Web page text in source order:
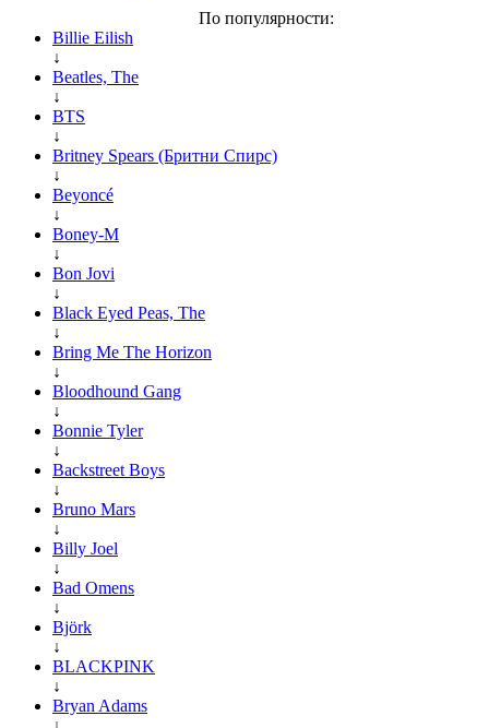
По популярности:
Billie Eilish
↓
Beatles, The
↓
BTS
↓
Britney Spears (Бритни Спирс)
↓
Beyoncé
↓
Boney-M
↓
Bon Jovi
↓
Black Eyed Peas, The
↓
Bring Me The Horizon
↓
Bloodhound Gang
↓
Bonnie Tyler
↓
Backstreet Boys
↓
Bruno Mars
↓
Billy Joel
↓
Bad Omens
↓
Björk
↓
BLACKPINK
↓
Bryan Adams